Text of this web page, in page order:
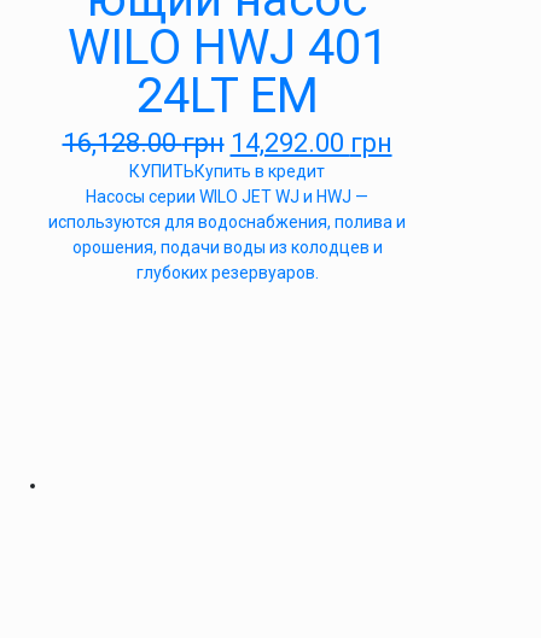
WILO HWJ 401
24LT EM
16,128.00грн 14,292.00 грн
КУПИТЬКупить в кредит
Насосы серии WILO JET WJ и HWJ —
используются для водоснабжения, полива и
орошения, подачи воды из колодцев и
глубоких резервуаров.